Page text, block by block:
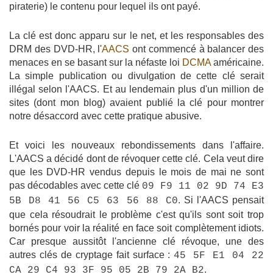
piraterie) le contenu pour lequel ils ont payé.
La clé est donc apparu sur le net, et les responsables des
DRM des DVD-HR, l'AACS ont commencé à balancer des
menaces en se basant sur la néfaste loi DCMAaméricaine.
La simple publication ou divulgation de cette clé serait
illégal selon l'AACS. Et au lendemain plus d'un million de
sites (dont mon blog) avaient publié la clé pour montrer
notre désaccord avec cette pratique abusive.
Et voici les nouveaux rebondissements dans l'affaire.
L'AACS a décidé dont de révoquer cette clé. Cela veut dire
que les DVD-HR vendus depuis le mois de mai ne sont
pas décodables avec cette clé 09 F9 11 02 9D 74 E3
5B D8 41 56 C5 63 56 88 C0. Si l'AACS pensait
que cela résoudrait le problème c'est qu'ils sont soit trop
bornés pour voir la réalité en face soit complètement idiots.
Car presque aussitôt l'ancienne clé révoque, une des
autres clés de cryptage fait surface :45 5F E1 04 22
CA 29 C4 93 3F 95 05 2B 79 2A B2.